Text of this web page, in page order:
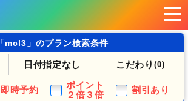
「mcl3」のプラン検索条件
日付指定なし こだわり (0)
即時予約
ポイント
２倍３倍
割引あり